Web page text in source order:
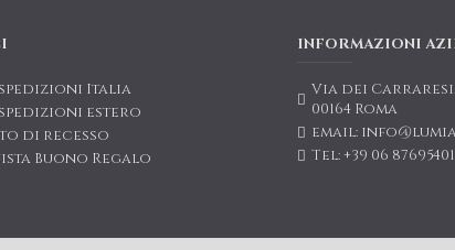
Italia
estero
di recesso
Buono Regalo
INFORMAZIONI
Via dei Carraresi,
00164 Roma
email:
Tel: +39 06 87695401